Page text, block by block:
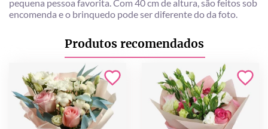
pequena pessoa favorita. Com 40 cm de altura, são feitos sob
encomenda e o brinquedo pode ser diferente do da foto.
Produtos recomendados